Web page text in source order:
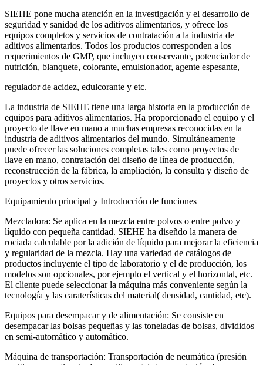
SIEHE pone mucha atención en la investigación y el desarrollo de
seguridad y sanidad de los aditivos alimentarios, y ofrece los
equipos completos y servicios de contratación a la industria de
aditivos alimentarios. Todos los productos corresponden a los
requerimientos de GMP, que incluyen conservante, potenciador de
nutrición, blanquete, colorante, emulsionador, agente espesante,
regulador de acidez, edulcorante y etc.
La industria de SIEHE tiene una larga historia en la producción de
equipos para aditivos alimentarios. Ha proporcionado el equipo y el
proyecto de llave en mano a muchas empresas reconocidas en la
industria de aditivos alimentarios del mundo. Simultáneamente
puede ofrecer las soluciones completas tales como proyectos de
llave en mano, contratación del diseño de línea de producción,
reconstrucción de la fábrica, la ampliación, la consulta y diseño de
proyectos y otros servicios.
Equipamiento principal y Introducción de funciones
Mezcladora: Se aplica en la mezcla entre polvos o entre polvo y
líquido con pequeña cantidad. SIEHE ha diseñdo la manera de
rociada calculable por la adición de líquido para mejorar la eficiencia
y regularidad de la mezcla. Hay una variedad de catálogos de
productos incluyente el tipo de laboratorio y el de producción, los
modelos son opcionales, por ejemplo el vertical y el horizontal, etc.
El cliente puede seleccionar la máquina más conveniente según la
tecnología y las caraterísticas del material( densidad, cantidad, etc).
Equipos para desempacar y de alimentación: Se consiste en
desempacar las bolsas pequeñas y las toneladas de bolsas, divididos
en semi-automático y automático.
Máquina de transportación: Transportación de neumática (presión